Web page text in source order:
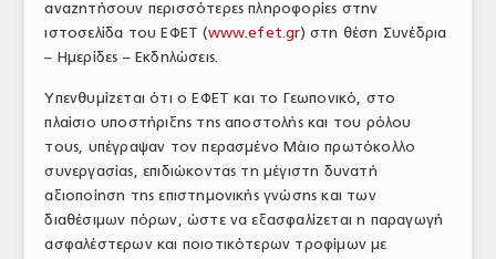
ΤΟ ΠΕΡΙΟΔΙΚΟ
ΑΡΧΕΙΟ ΤΕΥΧΩΝ
ΣΥΝΕΔΡΙΟ ΚΡΕΑΤΟΣ
αναζητήσουν περισσότερες πληροφορίες στην
ιστοσελίδα του ΕΦΕΤ (www.efet.gr) στη θέση Συνέδρια
– Ημερίδες – Εκδηλώσεις.
Υπενθυμίζεται ότι ο ΕΦΕΤ και το Γεωπονικό, στο
πλαίσιο υποστήριξης της αποστολής και του ρόλου
τους, υπέγραψαν τον περασμένο Μάιο πρωτόκολλο
συνεργασίας, επιδιώκοντας τη μέγιστη δυνατή
αξιοποίηση της επιστημονικής γνώσης και των
διαθέσιμων πόρων, ώστε να εξασφαλίζεται η παραγωγή
ασφαλέστερων και ποιοτικότερων τροφίμων με